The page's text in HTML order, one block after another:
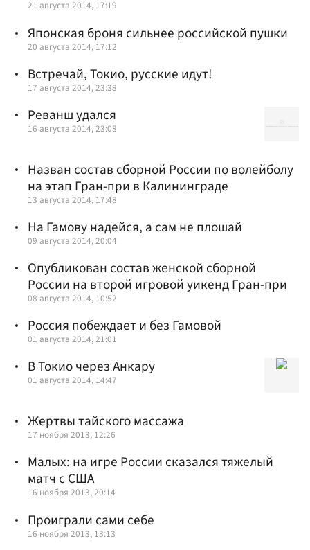
21 августа 2014, 17:19
Японская броня сильнее российской пушки
20 августа 2014, 17:12
Встречай, Токио, русские идут!
17 августа 2014, 23:38
Реванш удался
16 августа 2014, 23:08
Назван состав сборной России по волейболу
на этап Гран-при в Калининграде
13 августа 2014, 17:48
На Гамову надейся, а сам не плошай
09 августа 2014, 20:04
Опубликован состав женской сборной
России на второй игровой уикенд Гран-при
08 августа 2014, 10:52
Россия побеждает и без Гамовой
01 августа 2014, 21:01
В Токио через Анкару
01 августа 2014, 14:47
Жертвы тайского массажа
17 ноября 2013, 12:26
Малых: на игре России сказался тяжелый
матч с США
16 ноября 2013, 20:14
Проиграли сами себе
16 ноября 2013, 13:13